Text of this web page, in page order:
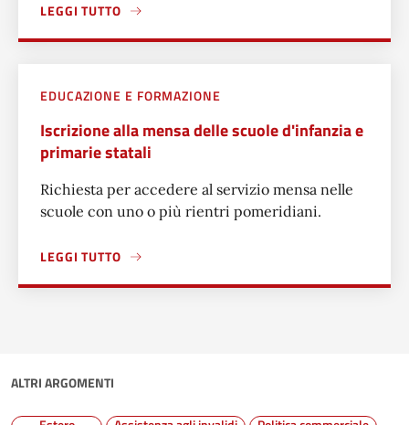
LEGGI TUTTO
A PROPOSITO DI VIOLAZIONE DI DATI PERSONALI E DATA
EDUCAZIONE E FORMAZIONE
Iscrizione alla mensa delle scuole d'infanzia e
primarie statali
Richiesta per accedere al servizio mensa nelle
scuole con uno o più rientri pomeridiani.
LEGGI TUTTO
A PROPOSITO DI ISCRIZIONE ALLA MENSA DELLE SCUOLE
ALTRI ARGOMENTI